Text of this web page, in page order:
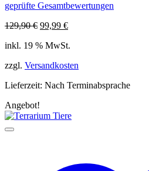
geprüfte Gesamtbewertungen
129,90€ Ursprünglicher
war:
99,99 €Aktueller
ist:
inkl. 19 % MwSt.
zzgl. Versandkosten
Lieferzeit: Nach Terminabsprache
Angebot!